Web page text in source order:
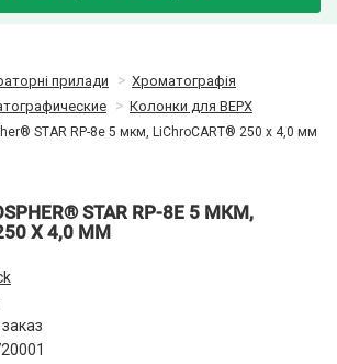
прилади
Хроматографія
Колонки для ВЕРХ
STAR RP-8e 5 мкм, LiChroCART® 250 х 4,0 мм
STAR RP-8E 5 МКМ,
Х 4,0 ММ